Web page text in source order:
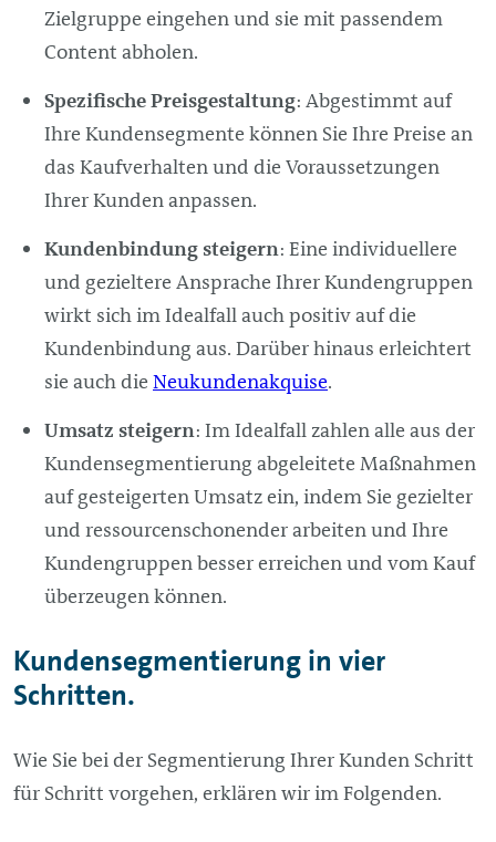
Zielgruppe eingehen und sie mit passendem
Content abholen.
Spezifische Preisgestaltung: Abgestimmt auf
Ihre Kundensegmente können Sie Ihre Preise an
das Kaufverhalten und die Voraussetzungen
Ihrer Kunden anpassen.
Kundenbindung steigern: Eine individuellere
und gezieltere Ansprache Ihrer Kundengruppen
wirkt sich im Idealfall auch positiv auf die
Kundenbindung aus. Darüber hinaus erleichtert
sie auch die Neukundenakquise.
Umsatz steigern: Im Idealfall zahlen alle aus der
Kundensegmentierung abgeleitete Maßnahmen
auf gesteigerten Umsatz ein, indem Sie gezielter
und ressourcenschonender arbeiten und Ihre
Kundengruppen besser erreichen und vom Kauf
überzeugen können.
Kundensegmentierung in vier
Schritten.
Wie Sie bei der Segmentierung Ihrer Kunden Schritt
für Schritt vorgehen, erklären wir im Folgenden.